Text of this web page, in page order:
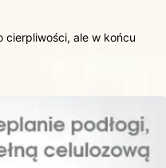
cierpliwości, ale w końcu